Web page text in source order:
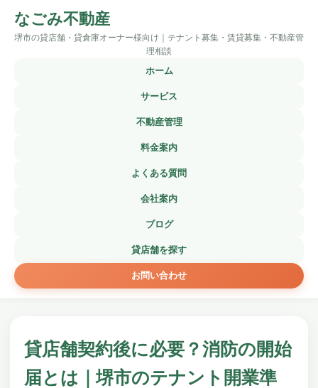
なごみ不動産
堺市の貸店舗・貸倉庫オーナー様向け｜テナント募集・賃貸募集・不動産管
理相談
ホーム
サービス
不動産管理
料金案内
よくある質問
会社案内
ブログ
貸店舗を探す
お問い合わせ
貸店舗契約後に必要？消防の開始
届とは｜堺市のテナント開業準